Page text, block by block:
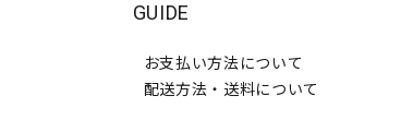
GUIDE
お支払い方法について
配送方法・送料について